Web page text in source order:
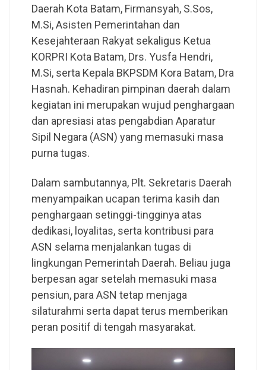
Daerah Kota Batam, Firmansyah, S.Sos,
M.Si, Asisten Pemerintahan dan
Kesejahteraan Rakyat sekaligus Ketua
KORPRI Kota Batam, Drs. Yusfa Hendri,
M.Si, serta Kepala BKPSDM Kora Batam, Dra
Hasnah. Kehadiran pimpinan daerah dalam
kegiatan ini merupakan wujud penghargaan
dan apresiasi atas pengabdian Aparatur
Sipil Negara (ASN) yang memasuki masa
purna tugas.
Dalam sambutannya, Plt. Sekretaris Daerah
menyampaikan ucapan terima kasih dan
penghargaan setinggi-tingginya atas
dedikasi, loyalitas, serta kontribusi para
ASN selama menjalankan tugas di
lingkungan Pemerintah Daerah. Beliau juga
berpesan agar setelah memasuki masa
pensiun, para ASN tetap menjaga
silaturahmi serta dapat terus memberikan
peran positif di tengah masyarakat.